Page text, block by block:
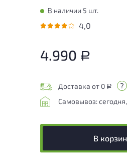
В наличии 5 шт.
4,0
4.990 Р
Доставка от 0 Р
Самовывоз:
В